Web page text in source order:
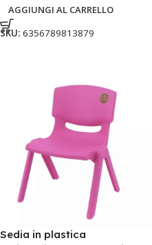
AGGIUNGI AL CARRELLO
SKU: 6356789813879
Sedia in plastica